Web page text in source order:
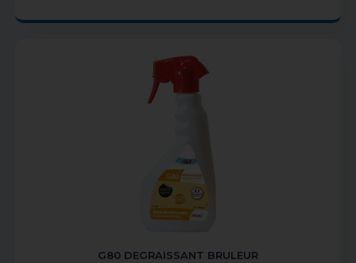
G80 DEGRAISSANT BRULEUR